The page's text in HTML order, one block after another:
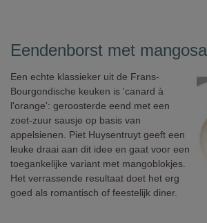
Eendenborst met
Een echte klassieker uit de Frans-
Bourgondische keuken is 'canard à
l'orange': geroosterde eend met een
zoet-zuur sausje op basis van
appelsienen. Piet Huysentruyt geeft een
leuke draai aan dit idee en gaat voor een
toegankelijke variant met mangoblokjes.
Het verrassende resultaat doet het erg
goed als romantisch of feestelijk diner.